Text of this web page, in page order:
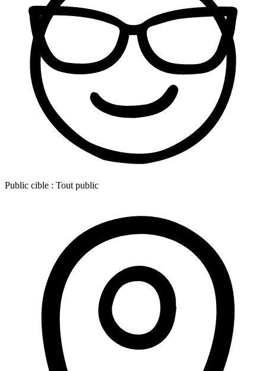
Public cible : Tout public